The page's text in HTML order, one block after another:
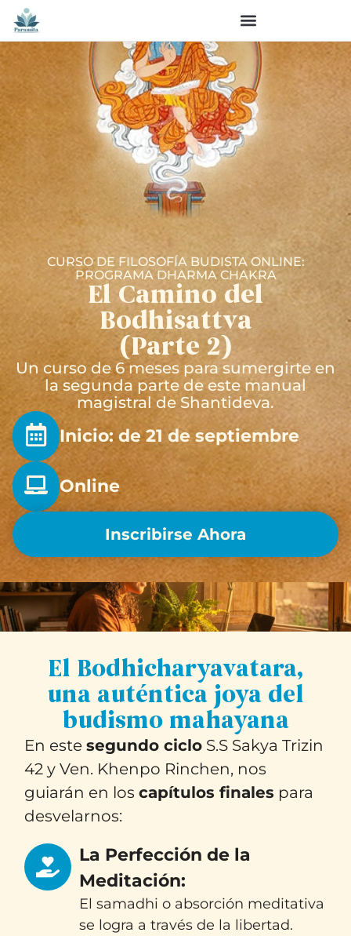
CURSO DE FILOSOFÍA BUDISTA ONLINE:
PROGRAMA DHARMA CHAKRA
El Camino del
Bodhisattva
(Parte 2)
Un curso de 6 meses para sumergirte en
la segunda parte de este manual
magistral de Shantideva.
Inicio: de 21 de septiembre
Online
Inscribirse Ahora
El Bodhicharyavatara,
una auténtica joya del
budismo mahayana
En estesegundo ciclo S.S Sakya Trizin
42 y Ven. Khenpo Rinchen, nos
guiarán en loscapítulos finales para
desvelarnos:
La Perfección de la
Meditación:
El samadhi o absorción meditativa
se logra a través de la libertad.